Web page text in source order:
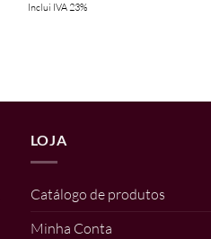
Inclui IVA 23%
LOJA
Catálogo de produtos
Minha Conta